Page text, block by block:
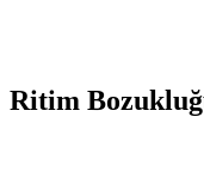
Ritim